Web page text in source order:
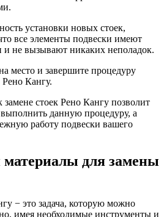
установки новых стоек,
все элементы подвески имеют
и не вызывают никаких неполадок.
место и завершите процедуру
Рено Кангу.
стоек Рено Кангу позволит
данную процедуру, а
работу подвески вашего
для замены
− это задача, которую можно
имея необходимые инструменты и